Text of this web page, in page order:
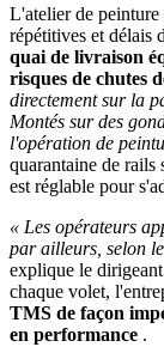
L'atelier de peinture
répétitives et délais
quai de livraison
risques de chutes
directement sur la
Montés sur des
l'opération de
quarantaine de rails
est réglable pour
« Les opérateurs
par ailleurs, selon
explique le
chaque volet,
TMS de façon
en performance .